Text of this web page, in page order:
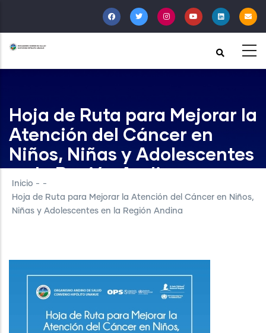
al
contenido
principal
Hoja de Ruta para Mejorar la
Atención del Cáncer en
Niños, Niñas y Adolescentes
en la Región Andina
Inicio - -
Hoja de Ruta para Mejorar la Atención del Cáncer en Niños,
Niñas y Adolescentes en la Región Andina